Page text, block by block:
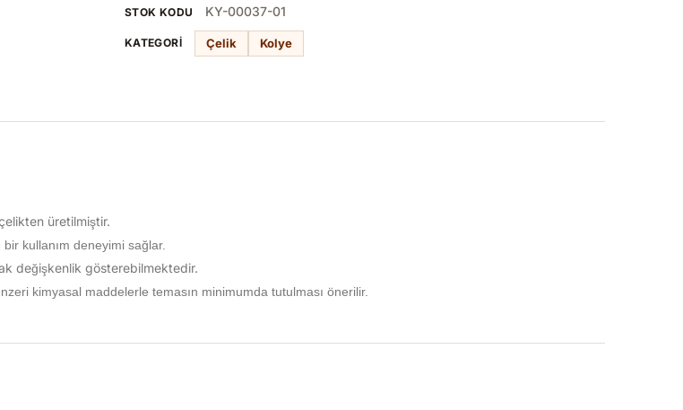
STOK KODU KY-00037-01
KATEGORI Çelik Kolye
üretilmiştir.
kullanım deneyimi sağlar.
değişkenlik gösterebilmektedir.
kimyasal maddelerle temasın minimumda tutulması önerilir.